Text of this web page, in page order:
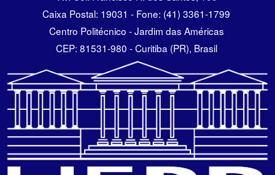
Caixa Postal: 19031 - Fone: (41) 3361-1799
Centro Politécnico - Jardim das Américas
CEP: 81531-980 - Curitiba (PR), Brasil